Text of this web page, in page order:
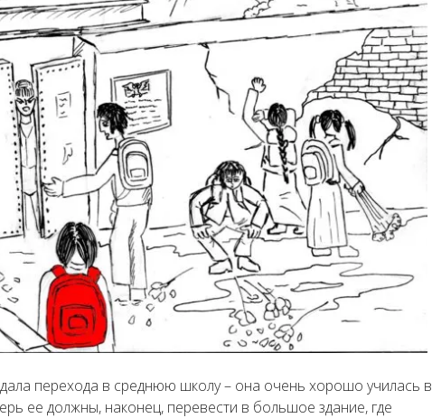
перехода в среднюю школу – она очень хорошо училась в
ее должны, наконец, перевести в большое здание, где